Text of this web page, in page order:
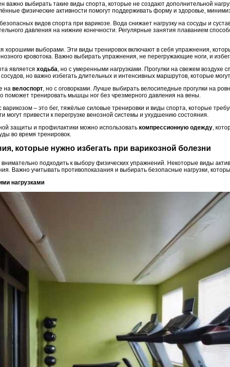
важно выбирать такие виды спорта, которые не создают дополнительной
физические активности помогут поддерживать форму и здоровье,
видов спорта при варикозе. Вода снижает нагрузку на сосуды и
давления на нижние конечности. Регулярные занятия плаванием
хорошими выборами. Эти виды тренировок включают в себя упражнения,
кровотока. Важно выбирать упражнения, не перегружающие ноги, и
является ходьба, но с умеренными нагрузками. Прогулки на свежем воздухе
но важно избегать длительных и интенсивных маршрутов, которые могут
на велоспорт, но с оговорками. Лучше выбирать велосипедные прогулки на
поможет тренировать мышцы ног без чрезмерного давления на вены.
– это бег, тяжёлые силовые тренировки и виды спорта, которые
могут привести к перегрузке венозной системы и ухудшению состояния.
защиты и профилактики можно использовать компрессионную одежду,
во время тренировок.
которые нужно избегать при варикозной болезни
подходить к выбору физических упражнений. Некоторые виды
Важно учитывать противопоказания и выбирать безопасные нагрузки,
нагрузками